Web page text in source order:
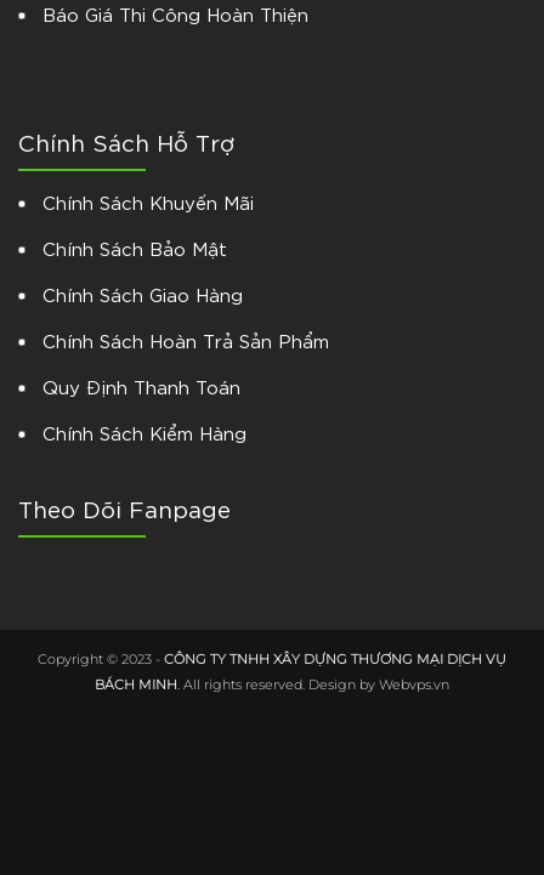
Báo Giá Thi Công Hoàn Thiện
Chính Sách Hỗ Trợ
Chính Sách Khuyến Mãi
Chính Sách Bảo Mật
Chính Sách Giao Hàng
Chính Sách Hoàn Trả Sản Phẩm
Quy Định Thanh Toán
Chính Sách Kiểm Hàng
Theo Dõi Fanpage
Copyright © 2023 - CÔNG TY TNHH XÂY DỰNG THƯƠNG MẠI DỊCH VỤ
BÁCH MINH. All rights reserved. Design by Webvps.vn